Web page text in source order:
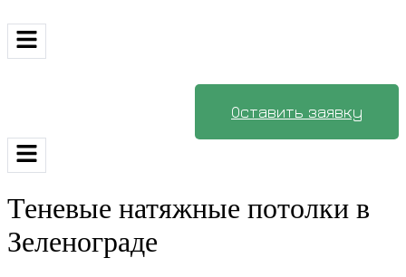
Оставить заявку
Теневые натяжные потолки в
Зеленограде